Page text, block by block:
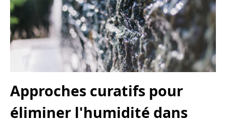
Approches curatifs pour
éliminer l'humidité dans